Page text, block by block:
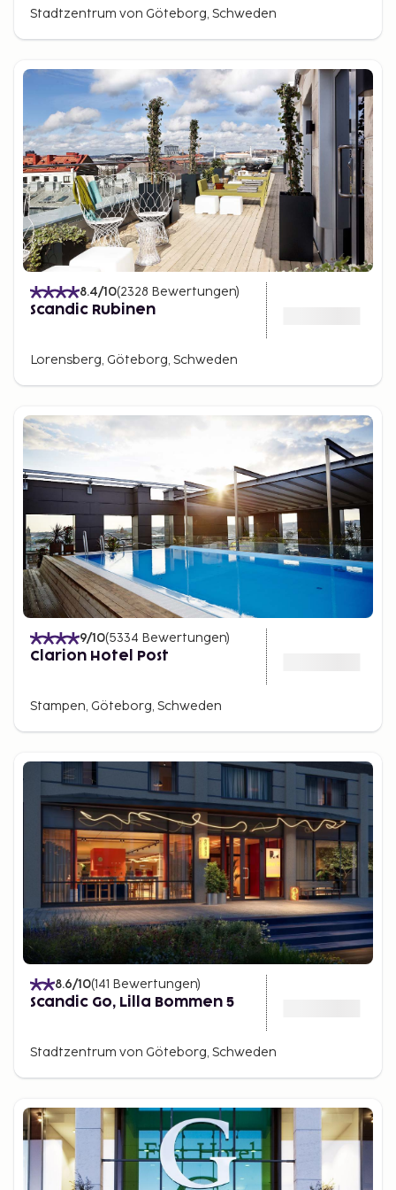
Stadtzentrum von Göteborg, Schweden
8.4/10(2328 Bewertungen)
Scandic Rubinen
Lorensberg, Göteborg, Schweden
9/10(5334 Bewertungen)
Clarion Hotel Post
Stampen, Göteborg, Schweden
8.6/10(141 Bewertungen)
Scandic Go, Lilla Bommen 5
Stadtzentrum von Göteborg, Schweden